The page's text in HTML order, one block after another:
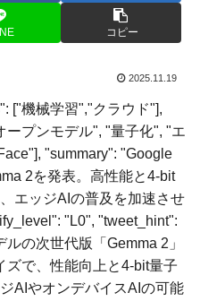
コピー
2025.11.19
["機械学習","クラウド"],
ープンモデル", "量子化", "エ
"summary": "Google
2を発表。高性能と4-bit
エッジAIの普及を加速させ
"L0", "tweet_hint":
の次世代版「Gemma 2」
ズで、性能向上と4-bit量子
AIやオンデバイスAIの可能